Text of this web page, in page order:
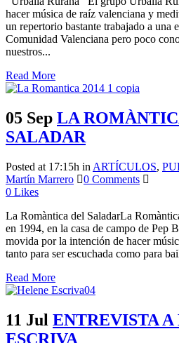
hacer música de raíz valenciana y
un repertorio bastante trabajado a una
Comunidad Valenciana pero poco
nuestros...
Read More
05 Sep LA
SALADAR
Posted at 17:15h in ARTÍCULOS,
Martín Marrero
0 Comments
0 Likes
La Romàntica del SaladarLa
en 1994, en la casa de campo de Pep
movida por la intención de hacer
tanto para ser escuchada como para
Read More
11 Jul ENTREVISTA
ESCRIVA